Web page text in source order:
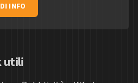
INFO
utili